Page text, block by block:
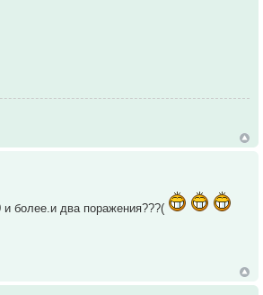
более.и два поражения???(